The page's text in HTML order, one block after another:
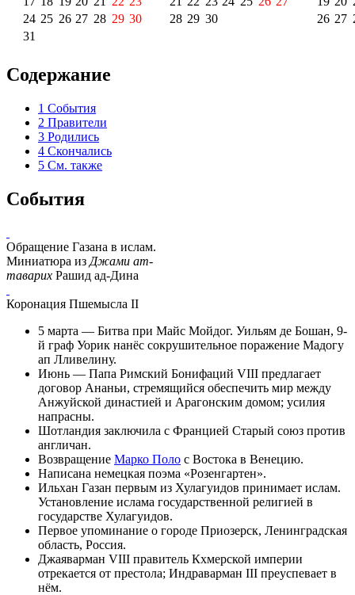
24 25 26 27 28 29 30
31
28 29 30
26 27
Содержание
1 События
2 Правители
3 Родились
4 Скончались
5 См. также
События
Обращение Газана в ислам.
Миниатюра из Джами ат-
таварих Рашид ад-Дина
Коронация Пшемысла II
5 марта — Битва при Майс Мойдог. Уильям де Бошан, 9-
й граф Уорик нанёс сокрушительное поражение Мадогу
ап Лливелину.
Июнь — Папа Римский Бонифаций VIII предлагает
договор Ананьи, стремящийся обеспечить мир между
Анжуйской династией и Арагонским домом; усилия
напрасны.
Шотландия заключила с Францией Старый союз против
англичан.
Возвращение Марко Поло с Востока в Венецию.
Написана немецкая поэма «Розенгартен».
Ильхан Газан первым из Хулагуидов принимает ислам.
Установление ислама государственной религией в
государстве Хулагуидов.
Первое упоминание о городе Приозерск, Ленинградская
область, Россия.
Джаяварман VIII правитель Кхмерской империи
отрекается от престола; Индраварман III преуспевает в
нём.